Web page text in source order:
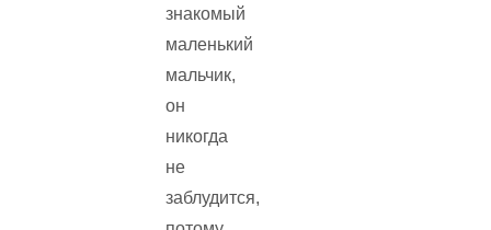
знакомый
маленький
мальчик,
он
никогда
не
заблудится,